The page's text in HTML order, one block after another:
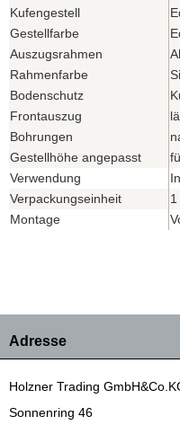
Kufengestell
Gestellfarbe
Auszugsrahmen
Rahmenfarbe
Bodenschutz
Frontauszug
Bohrungen
Gestellhöhe angepasst
Verwendung
Verpackungseinheit
Montage
Adresse
Holzner Trading
Sonnenring 46